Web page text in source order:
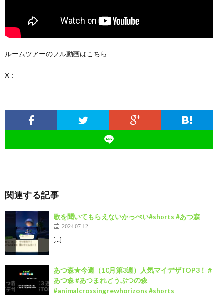
ルームツアーのフル動画はこちら
X：
関連する記事
歌を聞いてもらえないかっぺい#shorts #あつ森
2024.07.12
[…]
あつ森★今週（10月第3週）人気マイデザTOP3！ #
あつ森 #あつまれどうぶつの森
#animalcrossingnewhorizons #shorts